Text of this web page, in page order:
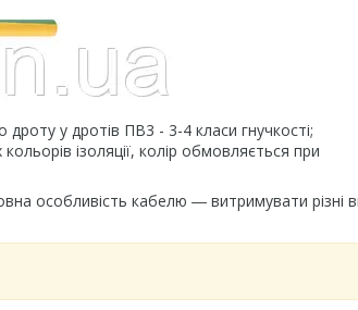
у дротів ПВ3 - 3-4 класи гнучкості;
ізоляції, колір обмовляється при
особливість кабелю ― витримувати різні